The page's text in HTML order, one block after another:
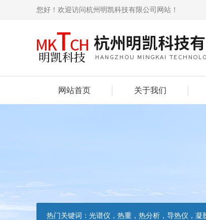
您好！欢迎访问杭州明凯科技有限公司网站！
网站首页 关于我们
热门关键词： 光谱仪，热重，热分析，导热仪，凝